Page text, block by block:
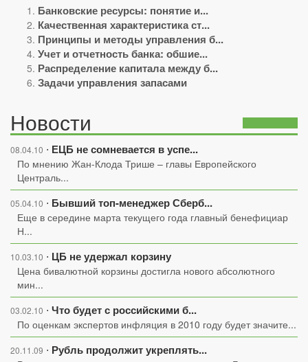
Банковские ресурсы: понятие и...
Качественная характеристика ст...
Принципы и методы управления б...
Учет и отчетность банка: обшие...
Распределение капитала между б...
Задачи управления запасами
Новости
08.04.10 ⋅ ЕЦБ не сомневается в успе...
По мнению Жан-Клода Трише – главы Европейского
Централь...
05.04.10 ⋅ Бывший топ-менеджер Сберб...
Еще в середине марта текущего года главный бенефициар
Н...
10.03.10 ⋅ ЦБ не удержал корзину
Цена бивалютной корзины достигла нового абсолютного
мин...
03.02.10 ⋅ Что будет с российскими б...
По оценкам экспертов инфляция в 2010 году будет значите...
20.11.09 ⋅ Рубль продолжит укреплять...